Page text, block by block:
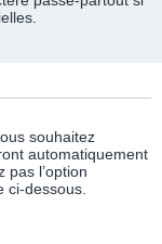
souhaitez
automatiquement
pas l’option
ci-dessous.